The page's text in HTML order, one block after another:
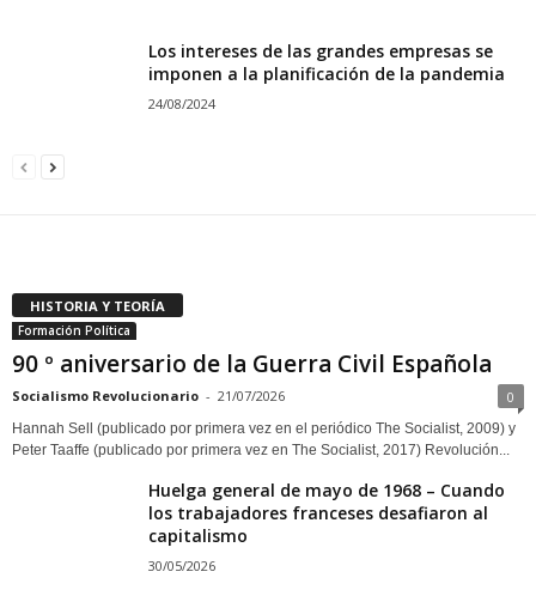
Los intereses de las grandes empresas se
imponen a la planificación de la pandemia
24/08/2024
HISTORIA Y TEORÍA
Formación Política
90 º aniversario de la Guerra Civil Española
Socialismo Revolucionario - 21/07/2026 0
Hannah Sell (publicado por primera vez en el periódico The Socialist, 2009) y
Peter Taaffe (publicado por primera vez en The Socialist, 2017) Revolución...
Huelga general de mayo de 1968 – Cuando
los trabajadores franceses desafiaron al
capitalismo
30/05/2026